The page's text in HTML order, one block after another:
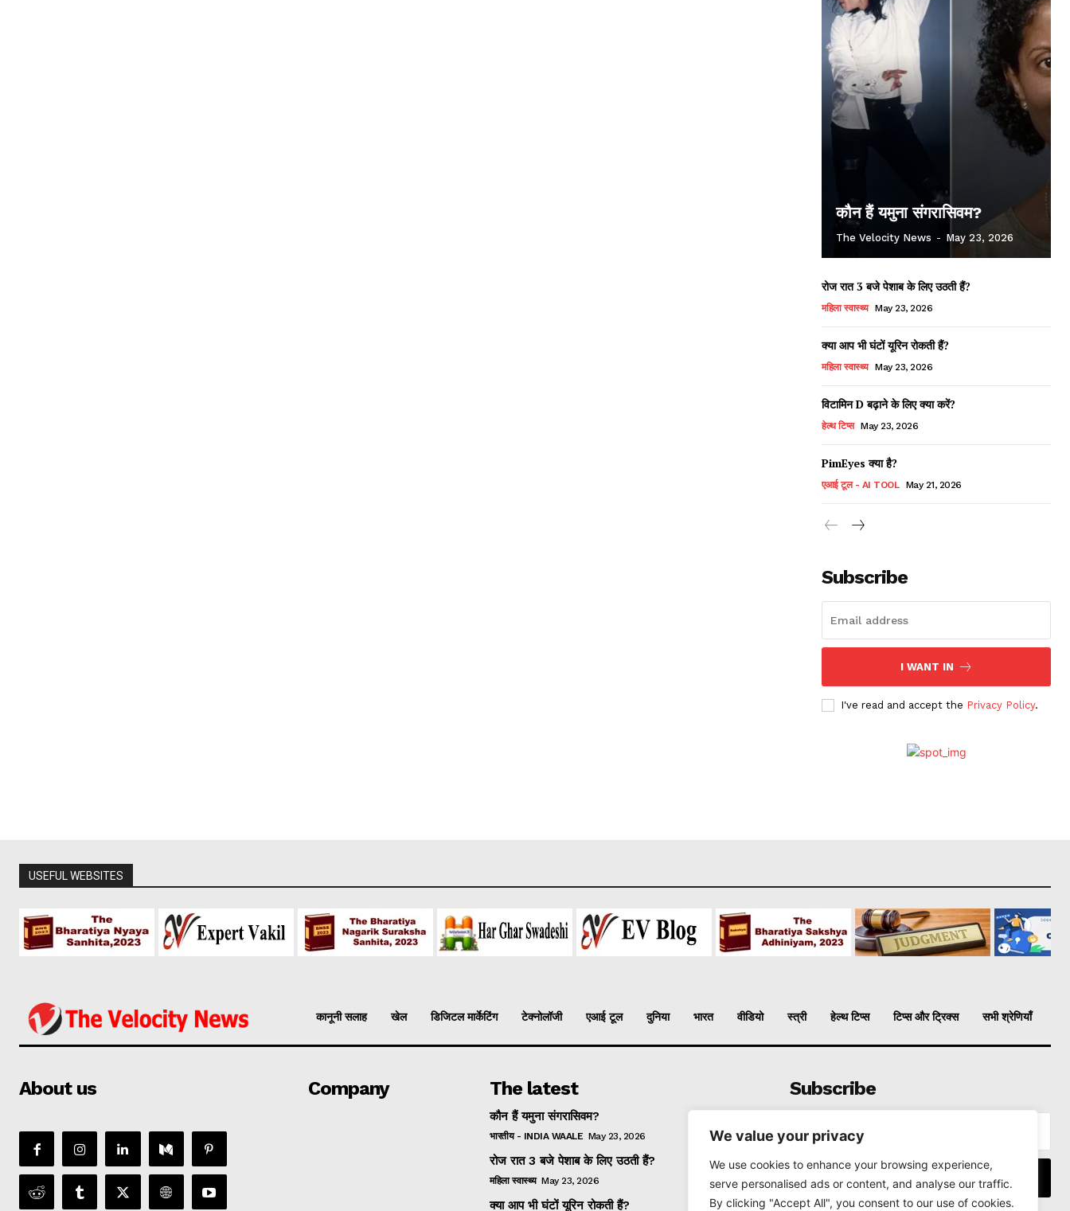
We value your privacy
We use cookies to enhance your browsing experience,
serve personalised ads or content, and analyse our traffic.
By clicking "Accept All", you consent to our use of cookies.
कौन हैं यमुना संगरासिवम?
The Velocity News - May 23, 2026
रोज रात 3 बजे पेशाब के लिए उठती हैं?
महिला स्वास्थ्य May 23, 2026
क्या आप भी घंटों यूरिन रोकती हैं?
महिला स्वास्थ्य May 23, 2026
विटामिन D बढ़ाने के लिए क्या करें?
हेल्थ टिप्स May 23, 2026
PimEyes क्या है?
एआई टूल - AI TOOL May 21, 2026
Subscribe
I WANT IN
I've read and accept the Privacy Policy.
USEFUL WEBSITES
कानूनी सलाह खेल डिजिटल मार्केटिंग टेक्नोलॉजी एआई टूल दुनिया भारत वीडियो स्त्री हेल्थ टिप्स टिप्स और ट्रिक्स सभी श्रेणियाँ
About us Company The latest
कौन हैं यमुना संगरासिवम?
भारतीय - INDIA WAALE May 23, 2026
रोज रात 3 बजे पेशाब के लिए उठती हैं?
महिला स्वास्थ्य May 23, 2026
क्या आप भी घंटों यूरिन रोकती हैं?
Subscribe
I WANT IN